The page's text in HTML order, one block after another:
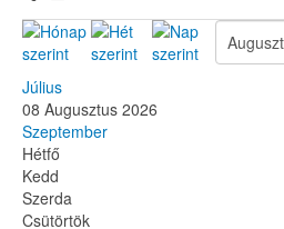
Július
08 Augusztus 2026
Szeptember
Hétfő
Kedd
Szerda
Csütörtök